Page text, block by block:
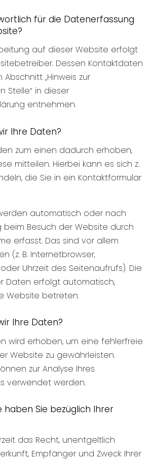
für die Datenerfassung
auf dieser Website erfolgt
Dessen Kontaktdaten
„Hinweis zur
Stelle“ in dieser
entnehmen.
Ihre Daten?
zum einen dadurch erhoben,
mitteilen. Hierbei kann es sich z.
die Sie in ein Kontaktformular
automatisch oder nach
beim Besuch der Website durch
erfasst. Das sind vor allem
(z. B. Internetbrowser,
Uhrzeit des Seitenaufrufs). Die
Daten erfolgt automatisch,
Website betreten.
Ihre Daten?
wird erhoben, um eine fehlerfreie
Website zu gewährleisten.
zur Analyse Ihres
verwendet werden.
haben Sie bezüglich Ihrer
das Recht, unentgeltlich
Empfänger und Zweck Ihrer